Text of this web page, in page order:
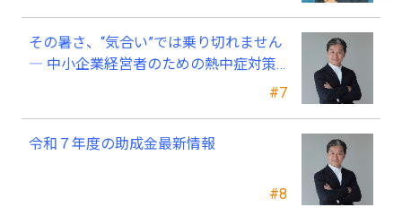
#7
その暑さ、“気合い”では乗り切れません
― 中小企業経営者のための熱中症対策
#8
令和７年度の助成金最新情報